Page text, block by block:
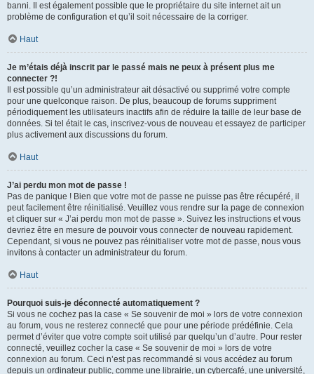
banni. Il est également possible que le propriétaire du site internet ait un
problème de configuration et qu’il soit nécessaire de la corriger.
Haut
Je m’étais déjà inscrit par le passé mais ne peux à présent plus me
connecter ?!
Il est possible qu’un administrateur ait désactivé ou supprimé votre compte
pour une quelconque raison. De plus, beaucoup de forums suppriment
périodiquement les utilisateurs inactifs afin de réduire la taille de leur base de
données. Si tel était le cas, inscrivez-vous de nouveau et essayez de participer
plus activement aux discussions du forum.
Haut
J’ai perdu mon mot de passe !
Pas de panique ! Bien que votre mot de passe ne puisse pas être récupéré, il
peut facilement être réinitialisé. Veuillez vous rendre sur la page de connexion
et cliquer sur « J’ai perdu mon mot de passe ». Suivez les instructions et vous
devriez être en mesure de pouvoir vous connecter de nouveau rapidement.
Cependant, si vous ne pouvez pas réinitialiser votre mot de passe, nous vous
invitons à contacter un administrateur du forum.
Haut
Pourquoi suis-je déconnecté automatiquement ?
Si vous ne cochez pas la case « Se souvenir de moi » lors de votre connexion
au forum, vous ne resterez connecté que pour une période prédéfinie. Cela
permet d’éviter que votre compte soit utilisé par quelqu’un d’autre. Pour rester
connecté, veuillez cocher la case « Se souvenir de moi » lors de votre
connexion au forum. Ceci n’est pas recommandé si vous accédez au forum
depuis un ordinateur public, comme une librairie, un cybercafé, une université,